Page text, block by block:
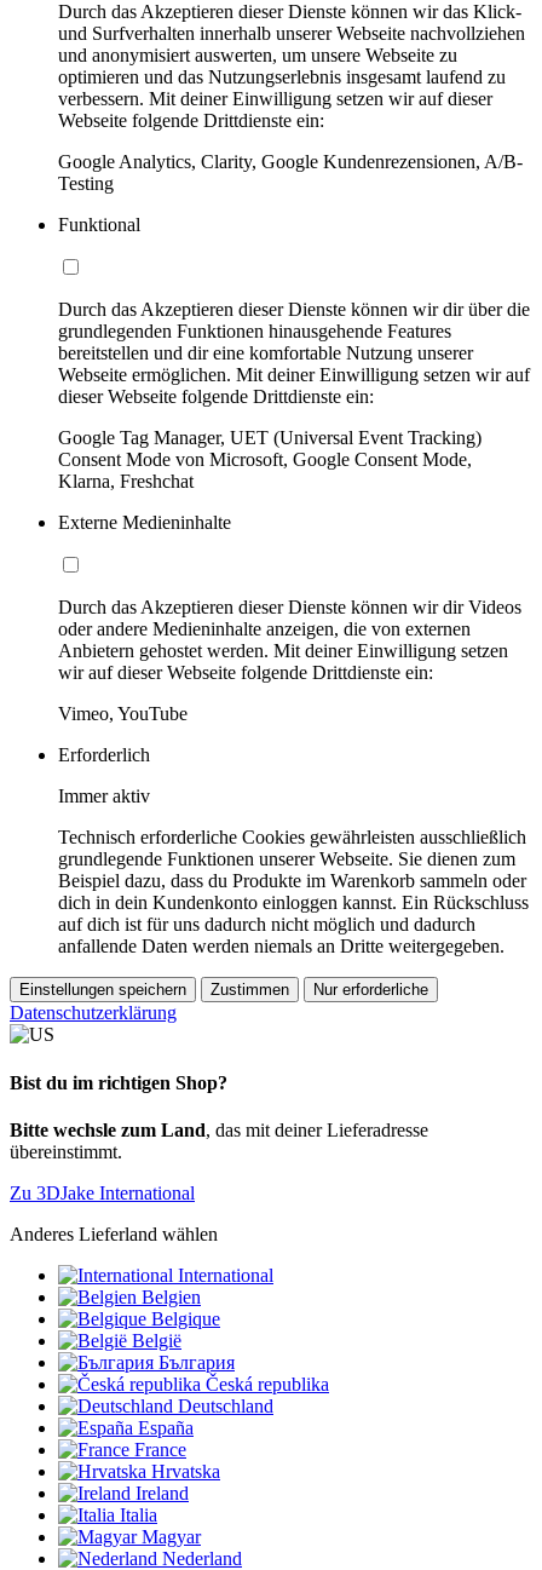
Durch das Akzeptieren dieser Dienste können wir das Klick-
und Surfverhalten innerhalb unserer Webseite nachvollziehen
und anonymisiert auswerten, um unsere Webseite zu
optimieren und das Nutzungserlebnis insgesamt laufend zu
verbessern. Mit deiner Einwilligung setzen wir auf dieser
Webseite folgende Drittdienste ein:
Google Analytics, Clarity, Google Kundenrezensionen, A/B-
Testing
Funktional
Durch das Akzeptieren dieser Dienste können wir dir über die
grundlegenden Funktionen hinausgehende Features
bereitstellen und dir eine komfortable Nutzung unserer
Webseite ermöglichen. Mit deiner Einwilligung setzen wir auf
dieser Webseite folgende Drittdienste ein:
Google Tag Manager, UET (Universal Event Tracking)
Consent Mode von Microsoft, Google Consent Mode,
Klarna, Freshchat
Externe Medieninhalte
Durch das Akzeptieren dieser Dienste können wir dir Videos
oder andere Medieninhalte anzeigen, die von externen
Anbietern gehostet werden. Mit deiner Einwilligung setzen
wir auf dieser Webseite folgende Drittdienste ein:
Vimeo, YouTube
Erforderlich
Immer aktiv
Technisch erforderliche Cookies gewährleisten ausschließlich
grundlegende Funktionen unserer Webseite. Sie dienen zum
Beispiel dazu, dass du Produkte im Warenkorb sammeln oder
dich in dein Kundenkonto einloggen kannst. Ein Rückschluss
auf dich ist für uns dadurch nicht möglich und dadurch
anfallende Daten werden niemals an Dritte weitergegeben.
Einstellungen speichern Zustimmen Nur erforderliche
Datenschutzerklärung
Bist du im richtigen Shop?
Bitte wechsle zum Land, das mit deiner Lieferadresse
übereinstimmt.
Zu 3DJake International
Anderes Lieferland wählen
International
Belgien
Belgique
België
България
Česká republika
Deutschland
España
France
Hrvatska
Ireland
Italia
Magyar
Nederland